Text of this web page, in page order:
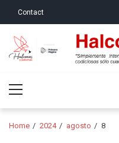
Contact
Menu
Home 2024 agosto 8